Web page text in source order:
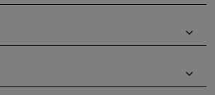
keyboard_arrow_down
keyboard_arrow_down